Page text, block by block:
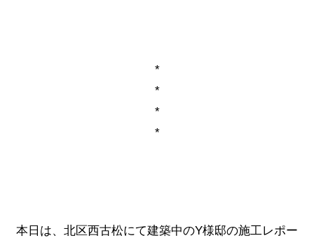
*
*
*
*
本日は、北区西古松にて建築中のY様邸の施工レポー